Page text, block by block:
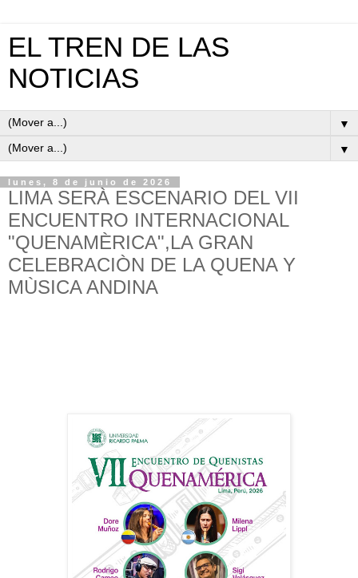
EL TREN DE LAS
NOTICIAS
▼
▼
lunes, 8 de junio de 2026
LIMA SERÀ ESCENARIO DEL VII
ENCUENTRO INTERNACIONAL
"QUENAMÈRICA",LA GRAN
CELEBRACIÒN DE LA QUENA Y
MÙSICA ANDINA